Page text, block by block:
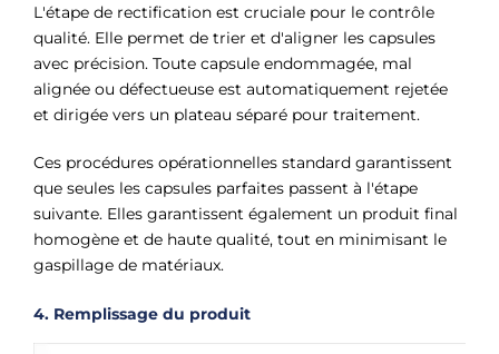
L'étape de rectification est cruciale pour le contrôle
qualité. Elle permet de trier et d'aligner les capsules
avec précision. Toute capsule endommagée, mal
alignée ou défectueuse est automatiquement rejetée
et dirigée vers un plateau séparé pour traitement.
Ces procédures opérationnelles standard garantissent
que seules les capsules parfaites passent à l'étape
suivante. Elles garantissent également un produit final
homogène et de haute qualité, tout en minimisant le
gaspillage de matériaux.
4. Remplissage du produit